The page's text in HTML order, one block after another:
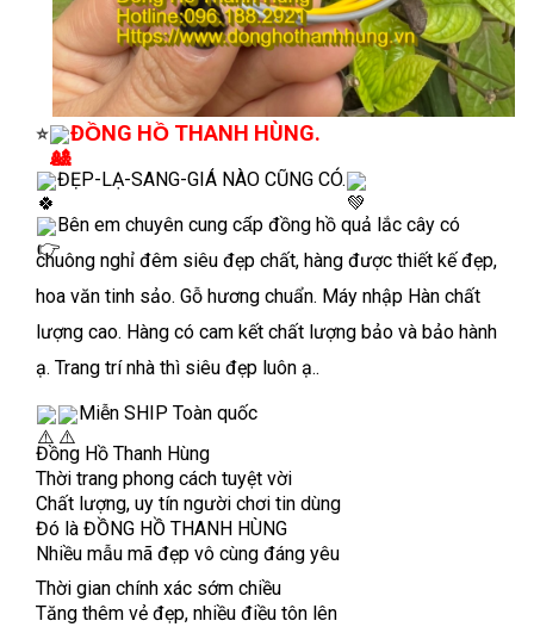
⭐ ĐỒNG HỒ THANH HÙNG.
ĐẸP-LẠ-SANG-GIÁ NÀO CŨNG CÓ.
Bên em chuyên cung cấp đồng hồ quả lắc cây có
chuông nghỉ đêm siêu đẹp chất, hàng được thiết kế đẹp,
hoa văn tinh sảo. Gỗ hương chuẩn. Máy nhập Hàn chất
lượng cao. Hàng có cam kết chất lượng bảo và bảo hành
ạ. Trang trí nhà thì siêu đẹp luôn ạ..
Miễn SHIP Toàn quốc
Đồng Hồ Thanh Hùng
Thời trang phong cách tuyệt vời
Chất lượng, uy tín người chơi tin dùng
Đó là ĐỒNG HỒ THANH HÙNG
Nhiều mẫu mã đẹp vô cùng đáng yêu
Thời gian chính xác sớm chiều
Tăng thêm vẻ đẹp, nhiều điều tôn lên